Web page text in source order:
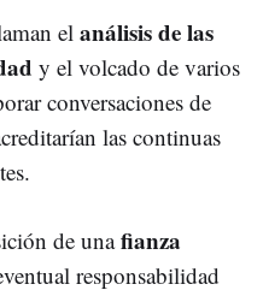
el análisis de las
y el volcado de varios
conversaciones de
las continuas
de unafianza
responsabilidad